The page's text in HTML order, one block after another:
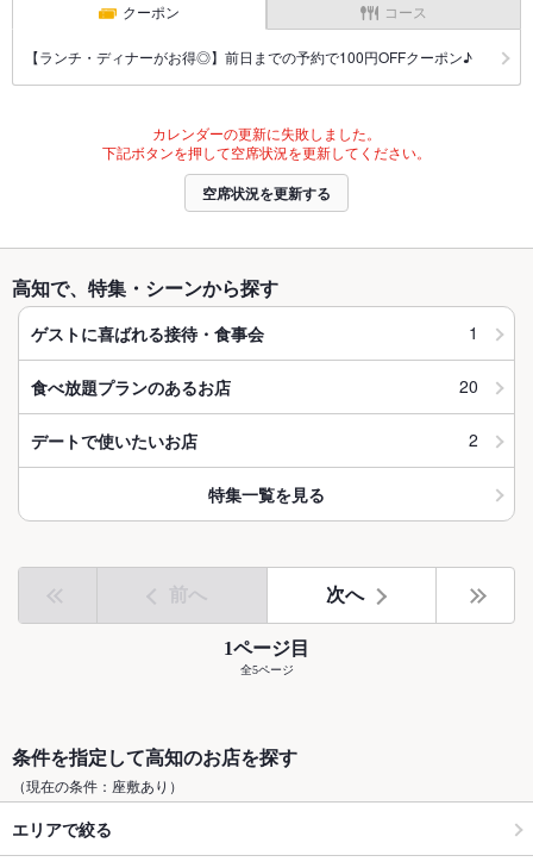
クーポン コース
【ランチ・ディナーがお得◎】前日までの予約で100円OFFクーポン♪
カレンダーの更新に失敗しました。
下記ボタンを押して空席状況を更新してください。
空席状況を更新する
高知で、特集・シーンから探す
ゲストに喜ばれる接待・食事会 1
食べ放題プランのあるお店 20
デートで使いたいお店 2
特集一覧を見る
前へ 次へ
1ページ目
全5ページ
条件を指定して高知のお店を探す
（現在の条件：座敷あり）
エリアで絞る